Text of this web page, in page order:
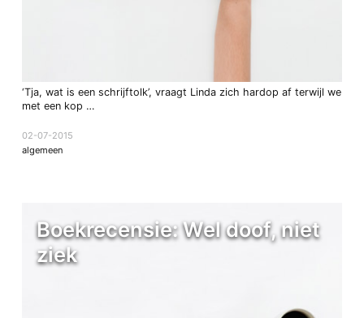
‘Tja, wat is een schrijftolk’, vraagt Linda zich hardop af terwijl we
met een kop …
02-07-2015
algemeen
Boekrecensie: Wel doof, niet
ziek